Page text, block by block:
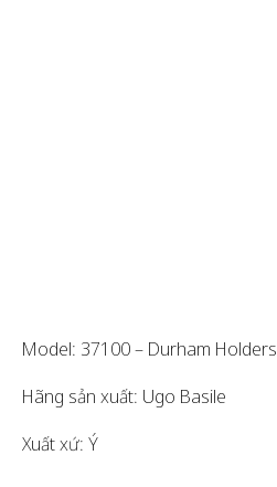
Model: 37100 – Durham Holders
Hãng sản xuất: Ugo Basile
Xuất xứ: Ý